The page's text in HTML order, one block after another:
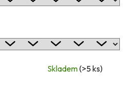
Skladem(>5 ks)